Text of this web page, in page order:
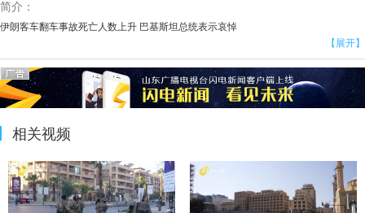
简介：
伊朗客车翻车事故死亡人数上升 巴基斯坦总统表示哀悼
【展开】
相关视频